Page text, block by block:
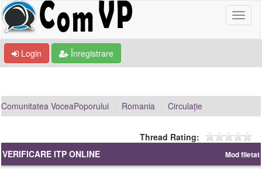
Login Înregistrare
Comunitatea VoceaPoporului Romania Circulație
Thread Rating:
Mod filetat
VERIFICARE ITP ONLINE